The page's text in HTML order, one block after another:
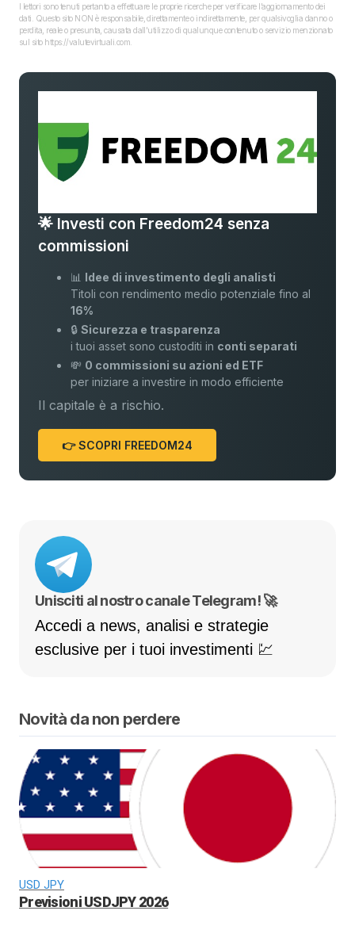
I lettori sono tenuti pertanto a effettuare le proprie ricerche per verificare l’aggiornamento dei
dati. Questo sito NON è responsabile, direttamente o indirettamente, per qualsivoglia danno o
perdita, reale o presunta, causata dall'utilizzo di qualunque contenuto o servizio menzionato
sul sito https://valutevirtuali.com.
🌟 Investi con Freedom24 senza
commissioni
📊 Idee di investimento degli analisti
Titoli con rendimento medio potenziale fino al
16%
🔒Sicurezza e trasparenza
i tuoi asset sono custoditi in conti separati
💸 0 commissioni su azioni ed ETF
per iniziare a investire in modo efficiente
Il capitale è a rischio.
👉 SCOPRI FREEDOM24
Unisciti al nostro canale Telegram! 🚀
Accedi a news, analisi e strategie
esclusive per i tuoi investimenti 💹
Novità da non perdere
USD JPY
Previsioni USDJPY 2026